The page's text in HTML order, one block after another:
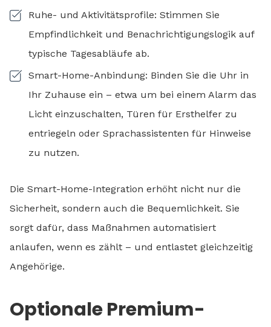
Ruhe- und Aktivitätsprofile: Stimmen Sie
Empfindlichkeit und Benachrichtigungslogik auf
typische Tagesabläufe ab.
Smart-Home-Anbindung: Binden Sie die Uhr in
Ihr Zuhause ein – etwa um bei einem Alarm das
Licht einzuschalten, Türen für Ersthelfer zu
entriegeln oder Sprachassistenten für Hinweise
zu nutzen.
Die Smart-Home-Integration erhöht nicht nur die
Sicherheit, sondern auch die Bequemlichkeit. Sie
sorgt dafür, dass Maßnahmen automatisiert
anlaufen, wenn es zählt – und entlastet gleichzeitig
Angehörige.
Optionale Premium-